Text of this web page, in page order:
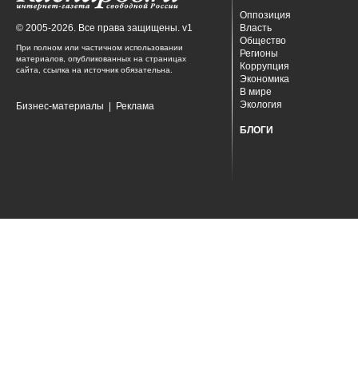
© 2005-2026. Все права защищены. v1
При полном или частичном использовании
материалов, опубликованных на страницах
сайта, ссылка на источник обязательна.
Бизнес-материалы Реклама
Оппозиция
Власть
Общество
Регионы
Коррупция
Экономика
В мире
Экология
БЛОГИ